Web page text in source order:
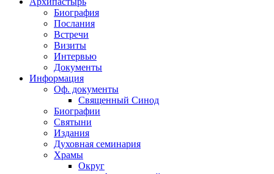
Биография
Послания
Встречи
Визиты
Интервью
Документы
Информация
Оф. документы
Священный Синод
Биографии
Святыни
Издания
Духовная семинария
Храмы
Округ